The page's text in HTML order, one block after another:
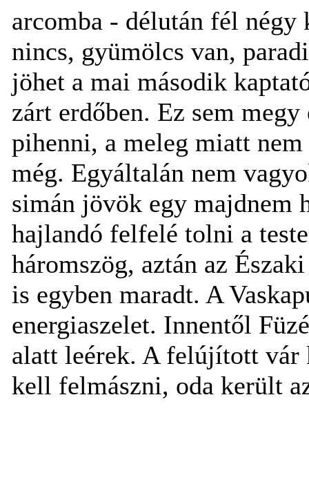
arcomba - délután fél négy
nincs, gyümölcs van,
jöhet a mai második
zárt erdőben. Ez sem
pihenni, a meleg miatt
még. Egyáltalán nem
simán jövök egy majdnem
hajlandó felfelé tolni a
háromszög, aztán az
is egyben maradt. A
energiaszelet. Innentől
alatt leérek. A felújított
kell felmászni, oda került